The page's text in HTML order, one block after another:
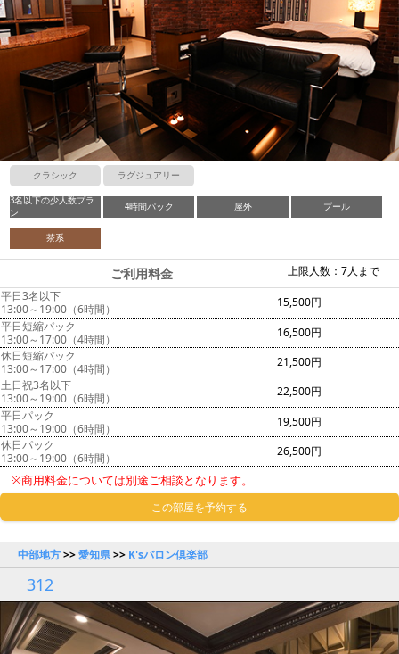
クラシック ラグジュアリー
3名以下の少人数プラ
ン
4時間パック 屋外 プール
茶系
上限人数：7人まで
ご利用料金
平日3名以下
13:00～19:00（6時間）
15,500円
平日短縮パック
13:00～17:00（4時間）
16,500円
休日短縮パック
13:00～17:00（4時間）
21,500円
土日祝3名以下
13:00～19:00（6時間）
22,500円
平日パック
13:00～19:00（6時間）
19,500円
休日パック
13:00～19:00（6時間）
26,500円
※商用料金については別途ご相談となります。
この部屋を予約する
中部地方>>愛知県>> K'sバロン倶楽部
312